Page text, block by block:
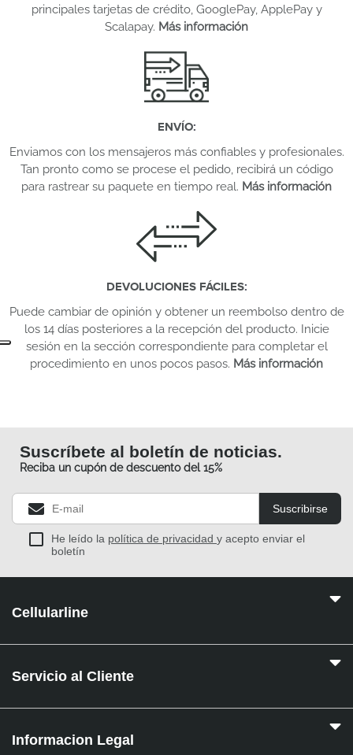
principales tarjetas de crédito, GooglePay, ApplePay y
Scalapay. Más información
ENVÍO:
Enviamos con los mensajeros más confiables y profesionales.
Tan pronto como se procese el pedido, recibirá un código
para rastrear su paquete en tiempo real. Más información
DEVOLUCIONES FÁCILES:
Puede cambiar de opinión y obtener un reembolso dentro de
los 14 días posteriores a la recepción del producto. Inicie
sesión en la sección correspondiente para completar el
procedimiento en unos pocos pasos. Más información
Suscríbete al boletín de noticias.
Reciba un cupón de descuento del 15%
Suscribirse
He leído la política de privacidad y acepto enviar el
boletín
Cellularline
Servicio al Cliente
Informacion Legal